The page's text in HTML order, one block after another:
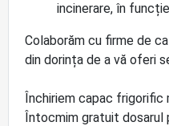
incinerare, în
Colaborăm cu firme de
din dorința de a vă oferi
Închiriem capac frigorific
Întocmim gratuit dosarul